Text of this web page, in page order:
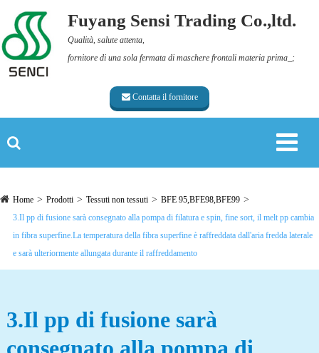
Fuyang Sensi Trading Co.,ltd.
Qualità, salute attenta,
fornitore di una sola fermata di maschere frontali materia prima_;
Contatta il fornitore
Home Prodotti Tessuti non tessuti
BFE 95,BFE98,BFE99
3.Il pp di fusione sarà consegnato alla pompa di filatura e spin, fine sort, il melt pp cambia
in fibra superfine.La temperatura della fibra superfine è raffreddata dall'aria fredda laterale
e sarà ulteriormente allungata durante il raffreddamento
3.Il pp di fusione sarà